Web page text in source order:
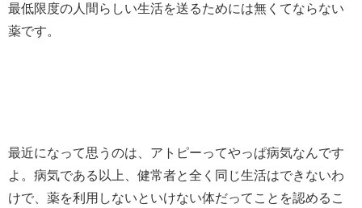
最低限度の人間らしい生活を送るためには無くてならない
薬です。
最近になって思うのは、アトピーってやっぱ病気なんです
よ。病気である以上、健常者と全く同じ生活はできないわ
けで、薬を利用しないといけない体だってことを認めるこ